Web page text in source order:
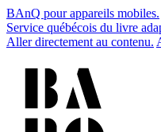
BAnQ pour appareils mobiles.
Service québécois du livre
Aller directement au contenu.